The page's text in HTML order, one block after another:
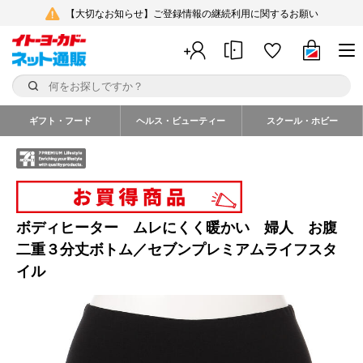
【大切なお知らせ】ご登録情報の継続利用に関するお願い
ギフト・フード ヘルス・ビューティー スクール・ホビー
ボディヒーター ムレにくく暖かい 婦人 お腹
二重３分丈ボトム／セブンプレミアムライフスタ
イル